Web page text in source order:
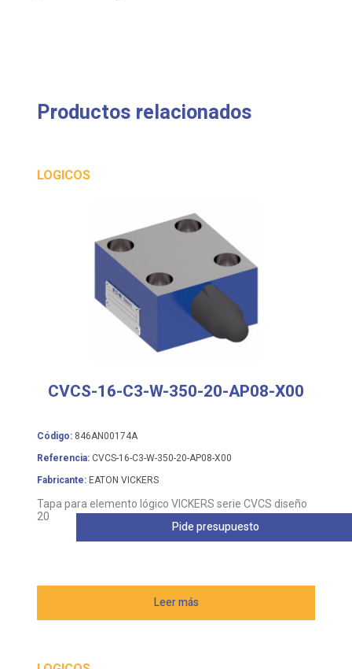
Productos relacionados
LOGICOS
CVCS-16-C3-W-350-20-AP08-X00
Código: 846AN00174A
Referencia: CVCS-16-C3-W-350-20-AP08-X00
Fabricante: EATON VICKERS
Tapa para elemento lógico VICKERS serie CVCS diseño
20
Leer más
Pide presupuesto